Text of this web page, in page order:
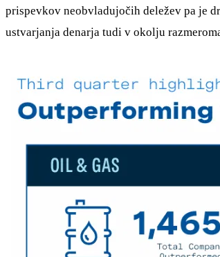
prispevkov neobvladujočih deležev pa je
ustvarjanja denarja tudi v okolju